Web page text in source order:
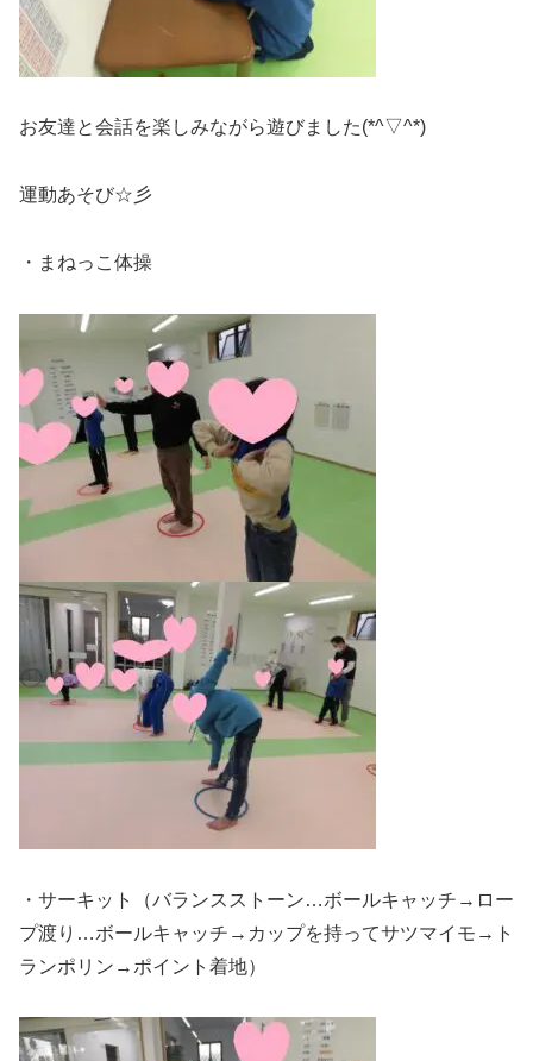
お友達と会話を楽しみながら遊びました(*^▽^*)
運動あそび☆彡
・まねっこ体操
・サーキット（バランスストーン…ボールキャッチ→ロー
プ渡り…ボールキャッチ→カップを持ってサツマイモ→ト
ランポリン→ポイント着地）